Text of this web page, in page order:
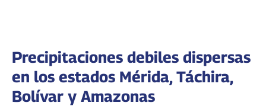
Precipitaciones debiles dispersas
en los estados Mérida, Táchira,
Bolívar y Amazonas